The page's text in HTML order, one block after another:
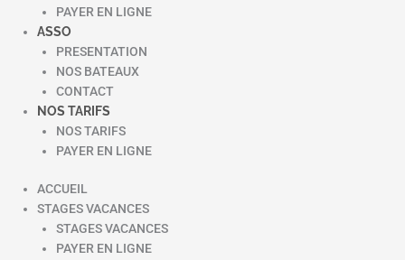
PAYER EN LIGNE
ASSO
PRESENTATION
NOS BATEAUX
CONTACT
NOS TARIFS
NOS TARIFS
PAYER EN LIGNE
ACCUEIL
STAGES VACANCES
STAGES VACANCES
PAYER EN LIGNE